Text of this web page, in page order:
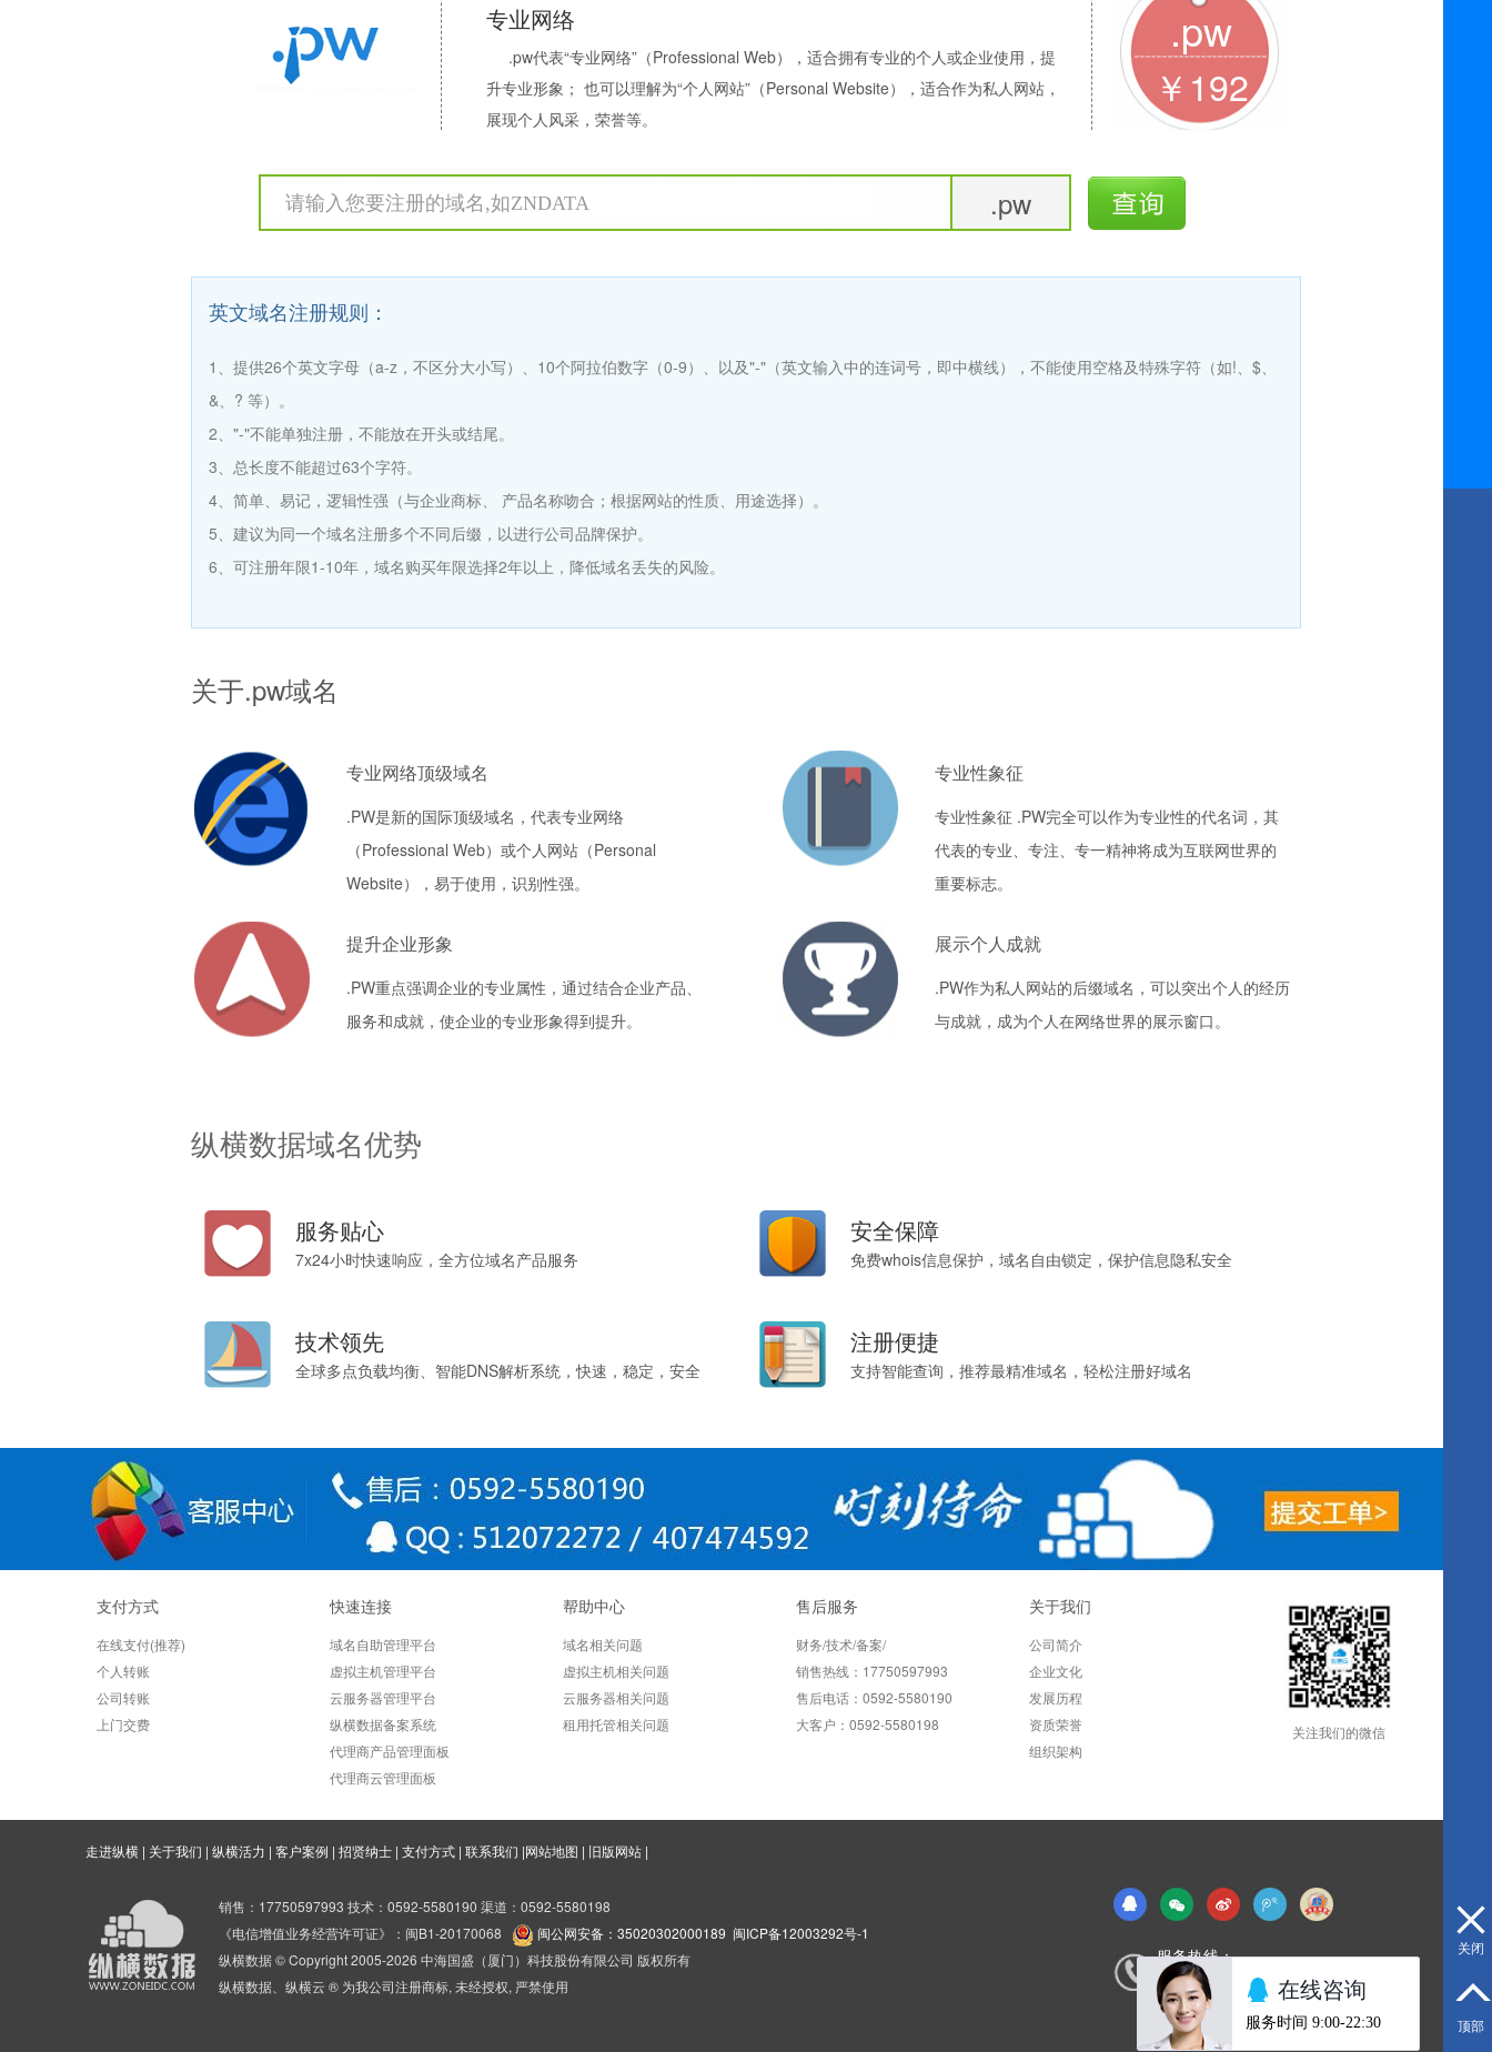
关闭
顶部
专业网络
.pw代表“专业网络”（Professional Web），适合拥有专业的个人或企业使用，提
升专业形象； 也可以理解为“个人网站”（Personal Website），适合作为私人网站，
展现个人风采，荣誉等。
.pw
￥192
.pw
英文域名注册规则：
1、提供26个英文字母（a-z，不区分大小写）、10个阿拉伯数字（0-9）、以及"-"（英文输入中的连词号，即中横线），不能使用空格及特殊字符（如!、$、
&、? 等）。
2、"-"不能单独注册，不能放在开头或结尾。
3、总长度不能超过63个字符。
4、简单、易记，逻辑性强（与企业商标、 产品名称吻合；根据网站的性质、用途选择）。
5、建议为同一个域名注册多个不同后缀，以进行公司品牌保护。
6、可注册年限1-10年，域名购买年限选择2年以上，降低域名丢失的风险。
关于.pw域名
专业网络顶级域名
.PW是新的国际顶级域名，代表专业网络
（Professional Web）或个人网站（Personal
Website），易于使用，识别性强。
专业性象征
专业性象征 .PW完全可以作为专业性的代名词，其
代表的专业、专注、专一精神将成为互联网世界的
重要标志。
提升企业形象
.PW重点强调企业的专业属性，通过结合企业产品、
服务和成就，使企业的专业形象得到提升。
展示个人成就
.PW作为私人网站的后缀域名，可以突出个人的经历
与成就，成为个人在网络世界的展示窗口。
纵横数据域名优势
服务贴心
7x24小时快速响应，全方位域名产品服务
安全保障
免费whois信息保护，域名自由锁定，保护信息隐私安全
技术领先
全球多点负载均衡、智能DNS解析系统，快速，稳定，安全
注册便捷
支持智能查询，推荐最精准域名，轻松注册好域名
支付方式
在线支付(推荐)
个人转账
公司转账
上门交费
快速连接
域名自助管理平台
虚拟主机管理平台
云服务器管理平台
纵横数据备案系统
代理商产品管理面板
代理商云管理面板
帮助中心
域名相关问题
虚拟主机相关问题
云服务器相关问题
租用托管相关问题
售后服务
财务/技术/备案/
销售热线：17750597993
售后电话：0592-5580190
大客户：0592-5580198
关于我们
公司简介
企业文化
发展历程
资质荣誉
组织架构
关注我们的微信
走进纵横 | 关于我们 | 纵横活力 | 客户案例 | 招贤纳士 | 支付方式 | 联系我们 |网站地图 | 旧版网站 |
销售：17750597993 技术：0592-5580190 渠道：0592-5580198
《电信增值业务经营许可证》：闽B1-20170068
闽公网安备：35020302000189 闽ICP备12003292号-1
纵横数据 © Copyright 2005-2026 中海国盛（厦门）科技股份有限公司 版权所有
纵横数据、纵横云 ® 为我公司注册商标, 未经授权, 严禁使用
服务热线：
0592-5580190